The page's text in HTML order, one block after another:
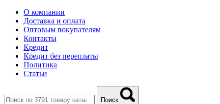
О компании
Доставка и оплата
Оптовым покупателям
Контакты
Кредит
Кредит без переплаты
Политика
Статьи
Поиск